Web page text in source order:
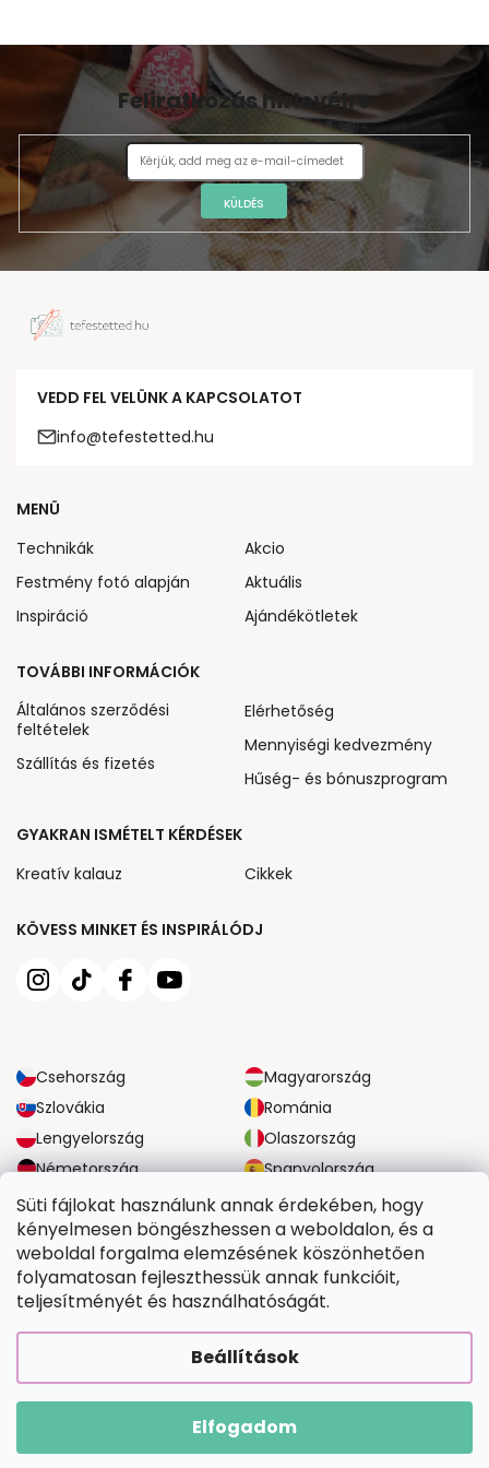
Süti fájlokat használunk annak érdekében, hogy
kényelmesen böngészhessen a weboldalon, és a
weboldal forgalma elemzésének köszönhetően
folyamatosan fejleszthessük annak funkcióit,
teljesítményét és használhatóságát.
Beállítások
Elfogadom
Feliratkozás hírlevélre
KÜLDÉS
VEDD FEL VELÜNK A KAPCSOLATOT
info@tefestetted.hu
KÖVESS MINKET ÉS INSPIRÁLÓDJ
Csehország
Magyarország
Szlovákia
Románia
Lengyelország
Olaszország
Németország
Spanyolország
Nagy-Britannia
Ausztria
MENÜ
Technikák
Festmény fotó alapján
Inspiráció
Akcio
Aktuális
Ajándékötletek
TOVÁBBI INFORMÁCIÓK
Általános szerződési
feltételek
Szállítás és fizetés
Elérhetőség
Mennyiségi kedvezmény
Hűség- és bónuszprogram
GYAKRAN ISMÉTELT KÉRDÉSEK
Kreatív kalauz
Cikkek
MEGBÍZHATÓ SZÁLLÍTÁSI LEHETŐSÉGEK
BIZTONSÁGOS FIZETÉSI LEHETŐSÉGEK
Shoptet Premium készítette|UpraviloFV STUDIO
Tefestetted.hu. Minden jog fenntartva.